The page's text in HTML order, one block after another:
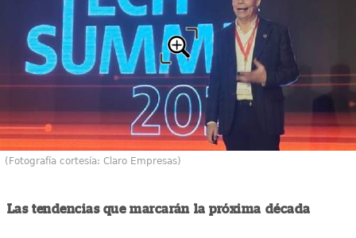
(Fotografía cortesía: Claro Empresas)
Las tendencias que marcarán la próxima década